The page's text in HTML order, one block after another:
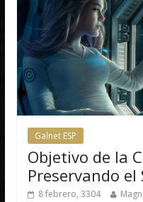
Galnet ESP
Objetivo de la
Preservando el
8 febrero, 3304